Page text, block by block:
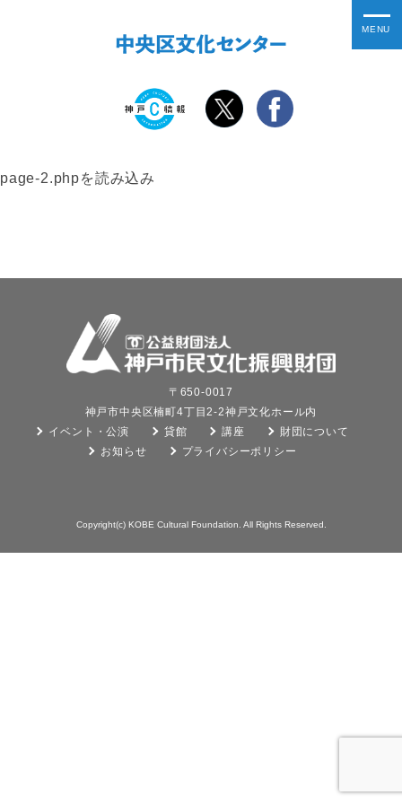
page-2.phpを読み込み
〒650-0017
神戸市中央区楠町4丁目2-2神戸文化ホール内
イベント・公演
貸館 講座
財団について
お知らせ
プライバシーポリシー
Copyright(c) KOBE Cultural Foundation. All Rights Reserved.